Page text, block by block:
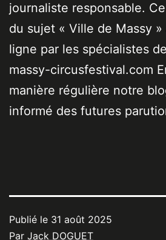
journaliste responsable.
du sujet « Ville de Massy
ligne par les spécialistes
massy-circusfestival.com
manière régulière notre
informé des futures
Publié le 31 août 2025
Par Jack DOGUET